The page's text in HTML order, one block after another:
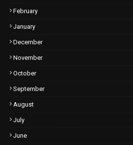
February
January
December
November
October
September
August
July
June